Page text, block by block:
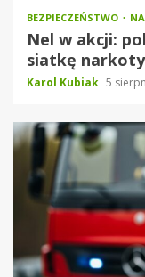
BEZPIECZEŃSTWO
Nel w akcji:
siatkę
Karol Kubiak 5